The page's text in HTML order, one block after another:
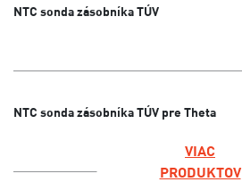
NTC sonda zásobníka TÚV
NTC sonda zásobníka TÚV pre Theta
VIAC
PRODUKTOV